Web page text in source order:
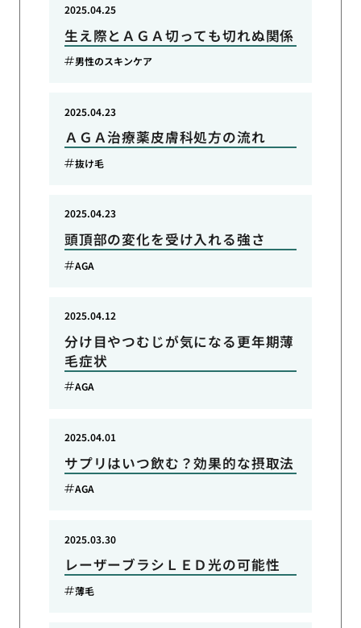
生え際とＡＧＡ切っても切れぬ関係
2025.04.25
男性のスキンケア
ＡＧＡ治療薬皮膚科処方の流れ
2025.04.23
抜け毛
頭頂部の変化を受け入れる強さ
2025.04.23
AGA
分け目やつむじが気になる更年期薄
毛症状
2025.04.12
AGA
サプリはいつ飲む？効果的な摂取法
2025.04.01
AGA
レーザーブラシＬＥＤ光の可能性
2025.03.30
薄毛